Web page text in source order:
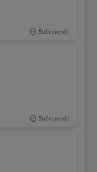
Bobrowniki
Bobrowniki